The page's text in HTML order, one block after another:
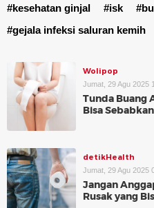
#kesehatan ginjal #isk
#gejala infeksi saluran kemih
Wolipop
Jumat, 29 Agu 2025
Tunda Buang
Bisa
detikHealth
Jumat, 29 Agu 2025
Jangan
Rusak yang